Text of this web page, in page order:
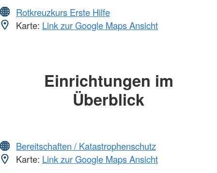
Rotkreuzkurs Erste Hilfe
Karte: Link zur Google Maps Ansicht
Einrichtungen im
Überblick
Bereitschaften / Katastrophenschutz
Karte: Link zur Google Maps Ansicht